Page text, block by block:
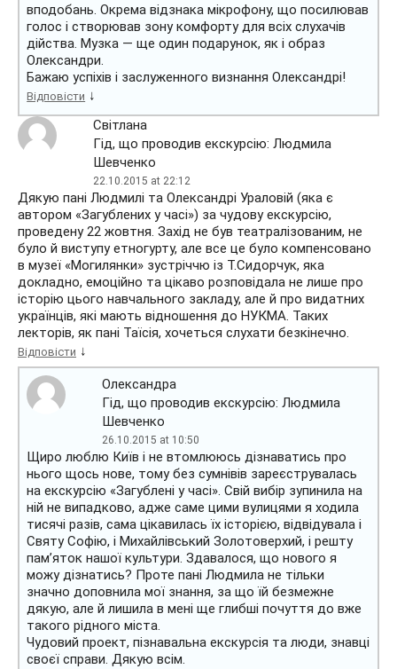
вподобань. Окрема відзнака мікрофону, що посилював
голос і створював зону комфорту для всіх слухачів
дійства. Музка — ще один подарунок, як і образ
Олександри.
Бажаю успіхів і заслуженного визнання Олександрі!
Відповісти ↓
Світлана
Гід, що проводив екскурсію: Людмила
Шевченко
22.10.2015 at 22:12
Дякую пані Людмилі та Олександрі Ураловій (яка є
автором «Загублених у часі») за чудову екскурсію,
проведену 22 жовтня. Захід не був театралізованим, не
було й виступу етногурту, але все це було компенсовано
в музеї «Могилянки» зустріччю із Т.Сидорчук, яка
докладно, емоційно та цікаво розповідала не лише про
історію цього навчального закладу, але й про видатних
українців, які мають відношення до НУКМА. Таких
лекторів, як пані Таїсія, хочеться слухати безкінечно.
Відповісти ↓
Олександра
Гід, що проводив екскурсію: Людмила
Шевченко
26.10.2015 at 10:50
Щиро люблю Київ і не втомлююсь дізнаватись про
нього щось нове, тому без сумнівів зареєструвалась
на екскурсію «Загублені у часі». Свій вибір зупинила на
ній не випадково, адже саме цими вулицями я ходила
тисячі разів, сама цікавилась їх історією, відвідувала і
Святу Софію, і Михайлівський Золотоверхий, і решту
пам’яток нашої культури. Здавалося, що нового я
можу дізнатись? Проте пані Людмила не тільки
значно доповнила мої знання, за що їй безмежне
дякую, але й лишила в мені ще глибші почуття до вже
такого рідного міста.
Чудовий проект, пізнавальна екскурсія та люди, знавці
своєї справи. Дякую всім.